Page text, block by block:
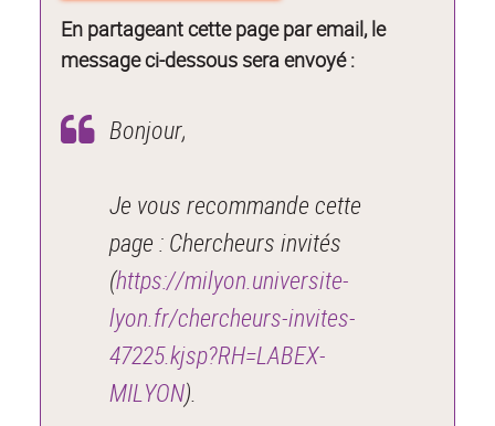
En partageant cette page par email, le
message ci-dessous sera envoyé :
Bonjour,
Je vous recommande cette
page : Chercheurs invités
(https://milyon.universite-
lyon.fr/chercheurs-invites-
47225.kjsp?RH=LABEX-
MILYON).